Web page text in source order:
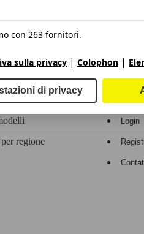
regione
Area
Login
con 263 fornitori.
sulla privacy | Colophon |
di privacy